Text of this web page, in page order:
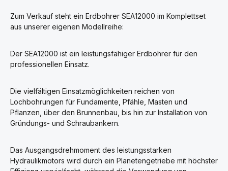
Zum Verkauf steht ein Erdbohrer SEA12000 im Komplettset
aus unserer eigenen Modellreihe:
Der SEA12000 ist ein leistungsfähiger Erdbohrer für den
professionellen Einsatz.
Die vielfältigen Einsatzmöglichkeiten reichen von
Lochbohrungen für Fundamente, Pfähle, Masten und
Pflanzen, über den Brunnenbau, bis hin zur Installation von
Gründungs- und Schraubankern.
Das Ausgangsdrehmoment des leistungsstarken
Hydraulikmotors wird durch ein Planetengetriebe mit höchster